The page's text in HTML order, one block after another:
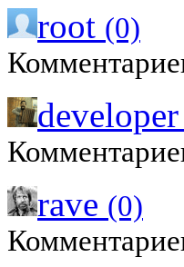
root (0)
developer
rave (0)